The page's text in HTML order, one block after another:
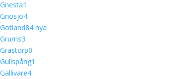
Gnesta1
Gnosjö4
Gotland84 nya
Grums3
Grästorp0
Gullspång1
Gällivare4